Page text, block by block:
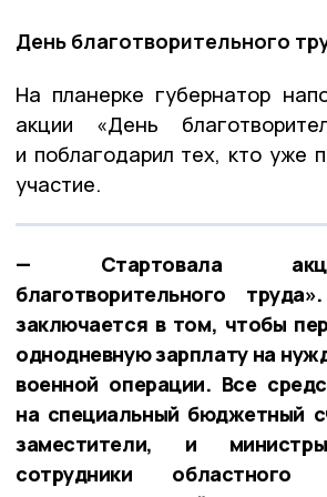
День благотворительного
На планерке губернатор
акции «День
и поблагодарил тех, кто уже
участие.
— Стартовала
благотворительного
заключается в том, чтобы
однодневную зарплату на
военной операции. Все
на специальный бюджетный
заместители, и
сотрудники областного